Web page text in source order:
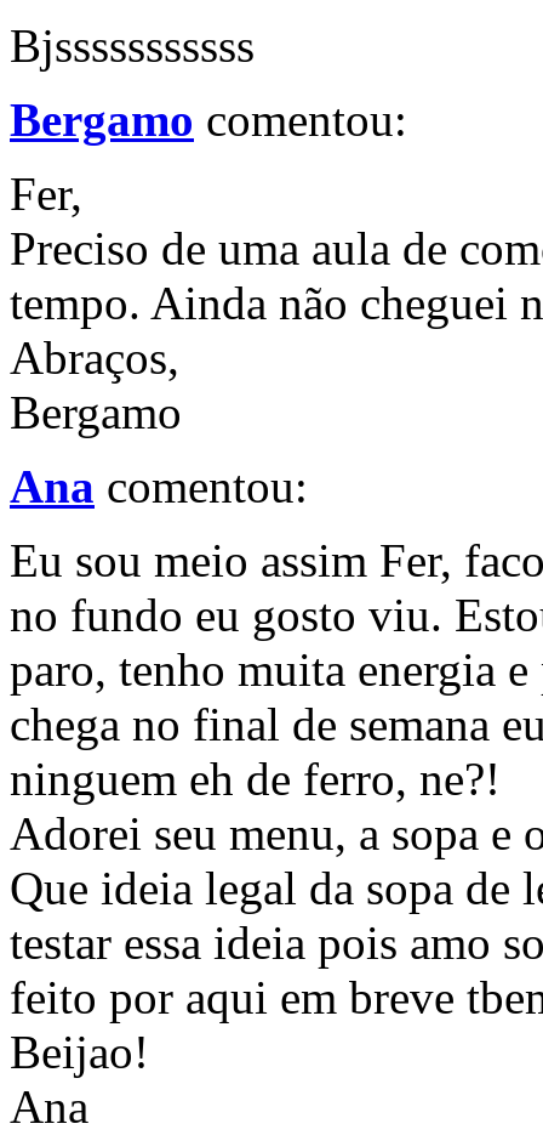
Bjsssssssssss
Bergamo comentou:
Fer,
Preciso de uma aula de
tempo. Ainda não cheguei
Abraços,
Bergamo
Ana comentou:
Eu sou meio assim Fer,
no fundo eu gosto viu.
paro, tenho muita energia
chega no final de semana
ninguem eh de ferro, ne?!
Adorei seu menu, a sopa e
Que ideia legal da sopa de
testar essa ideia pois amo
feito por aqui em breve
Beijao!
Ana